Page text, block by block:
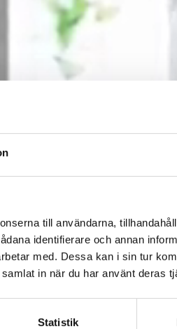
till användarna,
identifierare och annan
med. Dessa kan i sin tur
in när du har använt deras
Statistik